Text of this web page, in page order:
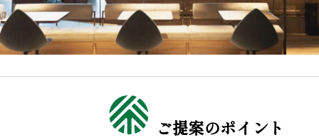
ご提案のポイント